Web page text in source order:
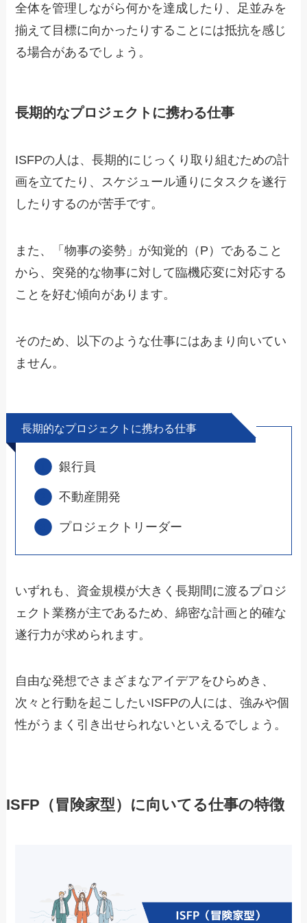
全体を管理しながら何かを達成したり、足並みを
揃えて目標に向かったりすることには抵抗を感じ
る場合があるでしょう。
長期的なプロジェクトに携わる仕事
ISFPの人は、長期的にじっくり取り組むための計
画を立てたり、スケジュール通りにタスクを遂行
したりするのが苦手です。
また、「物事の姿勢」が知覚的（P）であること
から、突発的な物事に対して臨機応変に対応する
ことを好む傾向があります。
そのため、以下のような仕事にはあまり向いてい
ません。
長期的なプロジェクトに携わる仕事
銀行員
不動産開発
プロジェクトリーダー
いずれも、資金規模が大きく長期間に渡るプロジ
ェクト業務が主であるため、綿密な計画と的確な
遂行力が求められます。
自由な発想でさまざまなアイデアをひらめき、
次々と行動を起こしたいISFPの人には、強みや個
性がうまく引き出せられないといえるでしょう。
ISFP（冒険家型）に向いてる仕事の特徴